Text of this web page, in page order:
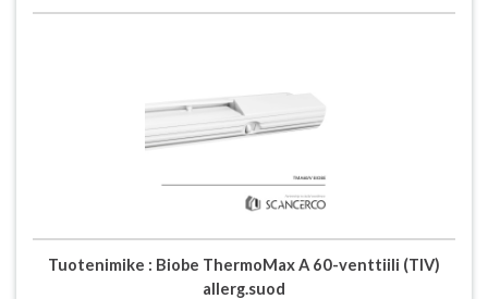
Tuotenimike : Biobe ThermoMax A 60-venttiili (TIV)
allerg.suod